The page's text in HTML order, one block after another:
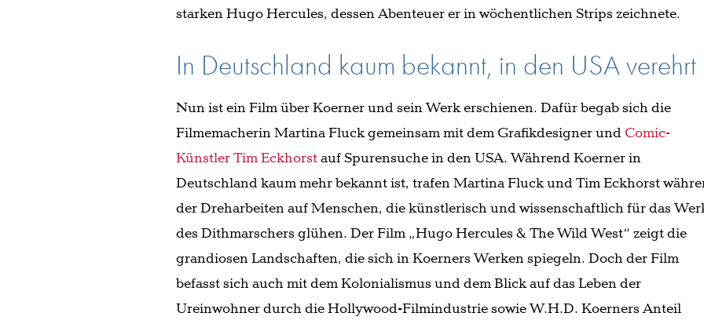
starken Hugo Hercules, dessen Abenteuer er in wöchentlichen Strips zeichnete.
In Deutschland kaum bekannt, in den USA verehrt
Nun ist ein Film über Koerner und sein Werk erschienen. Dafür begab sich die
Filmemacherin Martina Fluck gemeinsam mit dem Grafikdesigner und Comic-
Künstler Tim Eckhorstauf Spurensuche in den USA. Während Koerner in
Deutschland kaum mehr bekannt ist, trafen Martina Fluck und Tim Eckhorst
der Dreharbeiten auf Menschen, die künstlerisch und wissenschaftlich für das
des Dithmarschers glühen. Der Film „Hugo Hercules & The Wild West“ zeigt die
grandiosen Landschaften, die sich in Koerners Werken spiegeln. Doch der Film
befasst sich auch mit dem Kolonialismus und dem Blick auf das Leben der
Ureinwohner durch die Hollywood-Filmindustrie sowie W.H.D. Koerners Anteil